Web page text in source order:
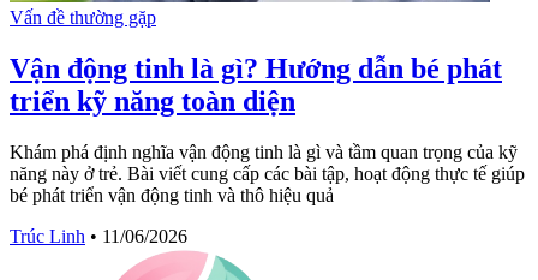
Vấn đề thường gặp
Vận động tinh là gì? Hướng dẫn bé phát
triển kỹ năng toàn diện
Khám phá định nghĩa vận động tinh là gì và tầm quan trọng của kỹ
năng này ở trẻ. Bài viết cung cấp các bài tập, hoạt động thực tế giúp
bé phát triển vận động tinh và thô hiệu quả
Trúc Linh • 11/06/2026